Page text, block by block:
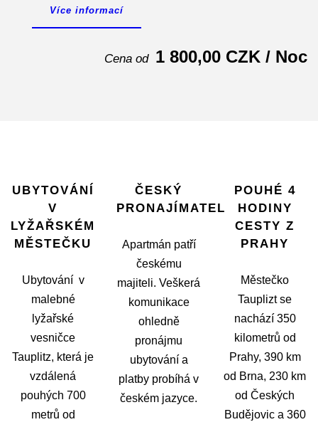
Více informací
Cena od 1 800,00 CZK / Noc
UBYTOVÁNÍ
V
LYŽAŘSKÉM
MĚSTEČKU
Ubytování v
malebné
lyžařské
vesničce
Tauplitz, která je
vzdálená
pouhých 700
metrů od
ČESKÝ
PRONAJÍMATEL
Apartmán patří
českému
majiteli. Veškerá
komunikace
ohledně
pronájmu
ubytování a
platby probíhá v
českém jazyce.
POUHÉ 4
HODINY
CESTY Z
PRAHY
Městečko
Tauplizt se
nachází 350
kilometrů od
Prahy, 390 km
od Brna, 230 km
od Českých
Budějovic a 360